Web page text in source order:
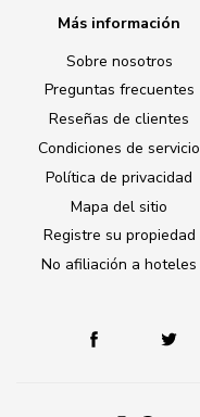
Más información
Sobre nosotros
Preguntas frecuentes
Reseñas de clientes
Condiciones de servicio
Política de privacidad
Mapa del sitio
Registre su propiedad
No afiliación a hoteles